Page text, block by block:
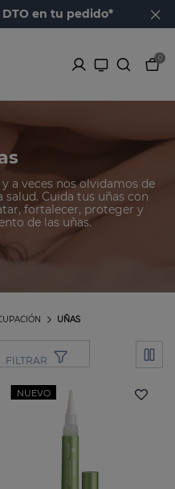
DTO en tu pedido*
0
a veces nos olvidamos de
salud. Cuida tus uñas con
fortalecer, proteger y
de las uñas.
UÑAS
FILTRAR
NUEVO